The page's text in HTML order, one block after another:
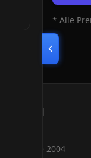
* Alle
GmbH
since 2004